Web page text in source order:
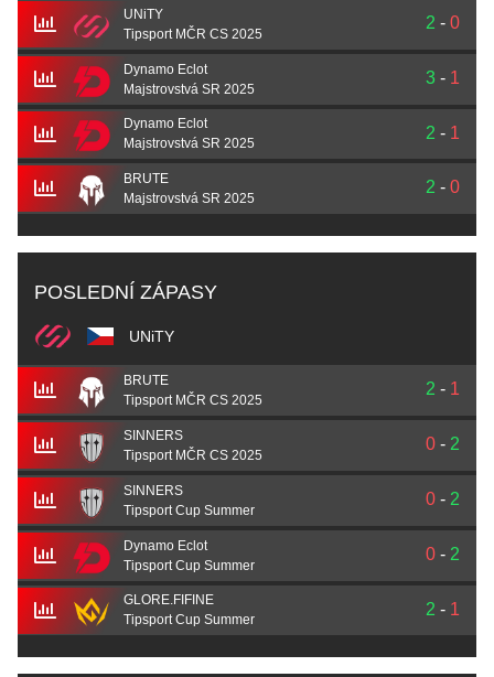
UNiTY
Tipsport MČR CS 2025
2 - 0
Dynamo Eclot
Majstrovstvá SR 2025
3 - 1
Dynamo Eclot
Majstrovstvá SR 2025
2 - 1
BRUTE
Majstrovstvá SR 2025
2 - 0
POSLEDNÍ ZÁPASY
UNiTY
BRUTE
Tipsport MČR CS 2025
2 - 1
SINNERS
Tipsport MČR CS 2025
0 - 2
SINNERS
Tipsport Cup Summer
0 - 2
Dynamo Eclot
Tipsport Cup Summer
0 - 2
GLORE.FIFINE
Tipsport Cup Summer
2 - 1